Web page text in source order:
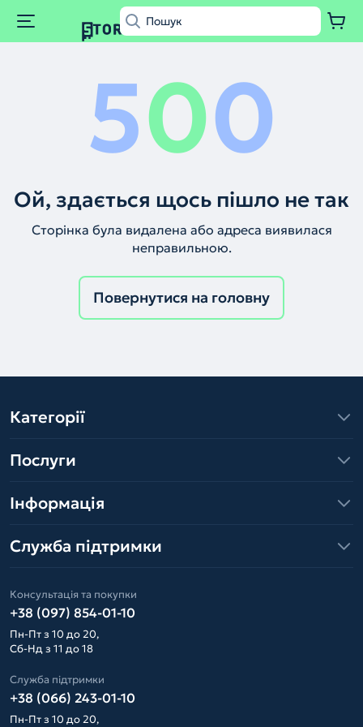
500
Ой, здається щось пішло не так
Сторінка була видалена або адреса виявилася
неправильною.
Повернутися на головну
Категорії
Послуги
Інформація
Служба підтримки
Консультація та покупки
+38 (097) 854-01-10
Пн-Пт з 10 до 20,
Сб-Нд з 11 до 18
Служба підтримки
+38 (066) 243-01-10
Пн-Пт з 10 до 20,